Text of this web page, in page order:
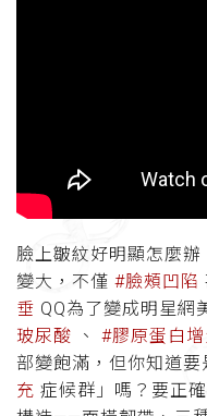
臉上皺紋好明顯怎麼辦
變大，不僅 #臉頰凹陷
垂 QQ為了變成明星網
玻尿酸 、 #膠原蛋白增
部變飽滿，但你知道
充 症候群」嗎？要正